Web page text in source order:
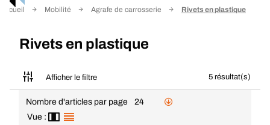
Accueil Mobilité Agrafe de carrosserie Rivets en plastique
Rivets en plastique
Afficher le filtre 5 résultat(s)
Nombre d'articles par page
24
Vue :